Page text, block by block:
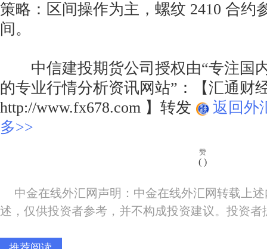
策略：区间操作为主，螺纹 2410 合约
间。
中信建投期货公司授权由“专注国
的专业行情分析资讯网站”：【汇通财
http://www.fx678.com 】转发
返回外
多>>
赞
( )
中金在线外汇网声明：中金在线外汇网转载上
述，仅供投资者参考，并不构成投资建议。投资